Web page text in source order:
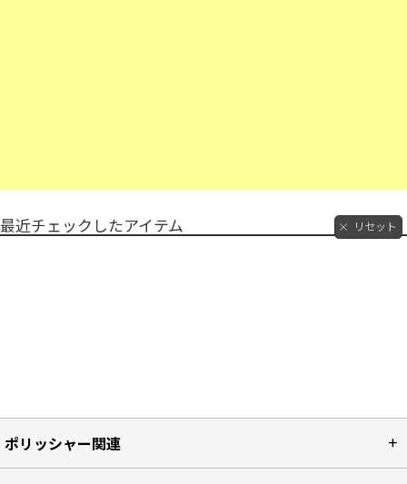
最近チェックしたアイテム リセット
ポリッシャー関連